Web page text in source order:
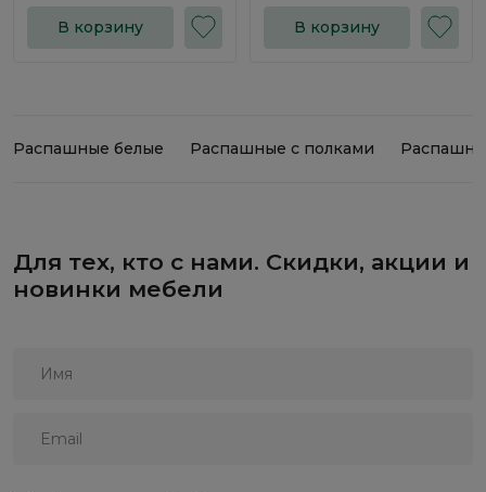
В корзину В корзину
Распашные белые Распашные с полками
Для тех, кто с нами. Скидки, акции и
новинки мебели